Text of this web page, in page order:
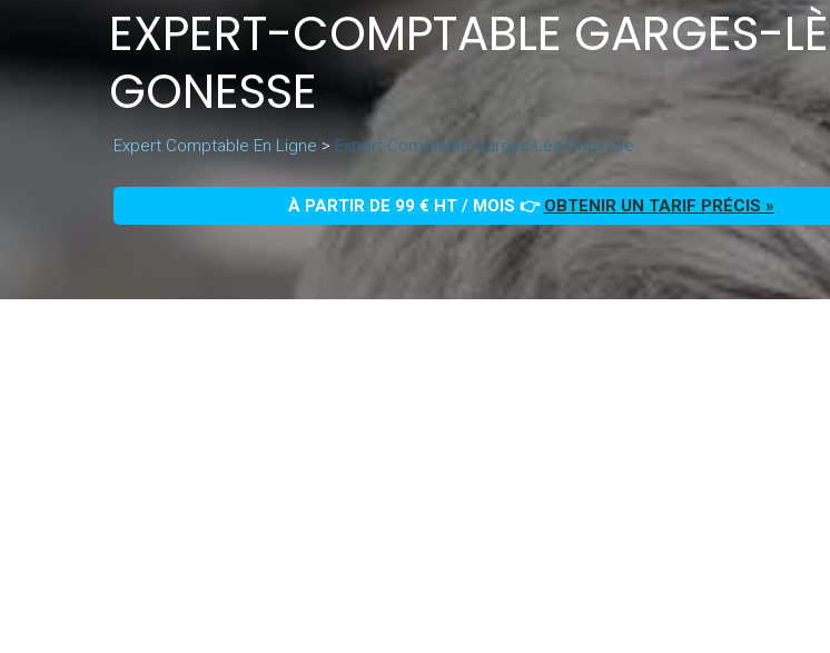
EXPERT-COMPTABLE GARGES-
GONESSE
Expert Comptable En Ligne > Expert-Comptable Garges-Lès-Gonesse
À PARTIR DE 99 € HT / MOIS 👉 OBTENIR UN TARIF PRÉCIS »